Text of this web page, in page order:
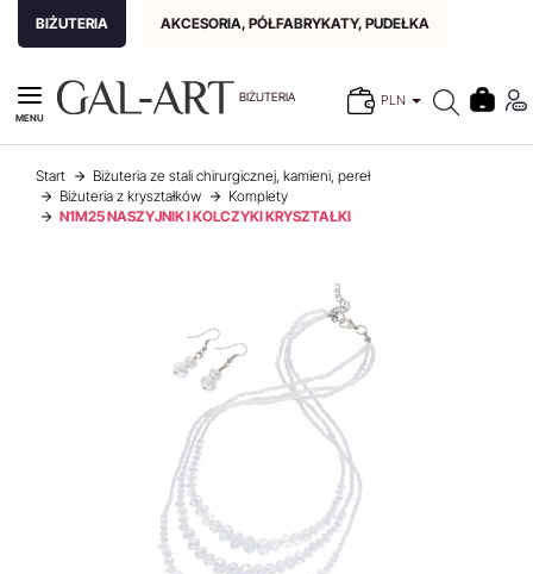
BIŻUTERIA AKCESORIA, PÓŁFABRYKATY, PUDEŁKA
BIŻUTERIA PLN
MENU
Start
Biżuteria ze stali chirurgicznej, kamieni, pereł
Biżuteria z kryształków
Komplety
N1M25 NASZYJNIK I KOLCZYKI KRYSZTAŁKI